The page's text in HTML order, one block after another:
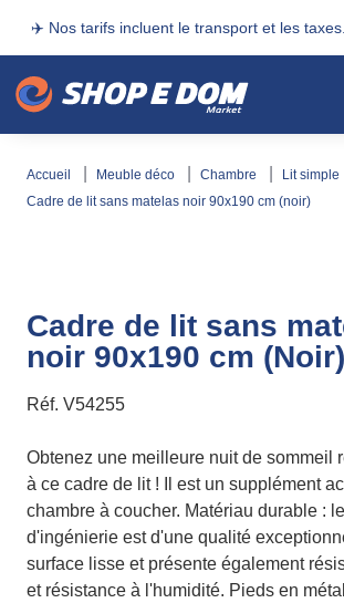
✈️ Nos tarifs incluent le transport et les taxes.
accueil meuble déco chambre
lit simple
cadre de lit sans matelas noir 90x190 cm (noir)
Cadre de lit sans
noir 90x190 cm (Noir)
Réf. V54255
Obtenez une meilleure nuit de sommeil
à ce cadre de lit ! Il est un supplément
chambre à coucher. Matériau durable :
d'ingénierie est d'une qualité
surface lisse et présente également
et résistance à l'humidité. Pieds en